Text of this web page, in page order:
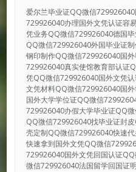
爱尔兰毕业证QQ微信
729926040办理国外文凭认证容
凭业务QQ微信729926040德国
QQ微信729926040外国毕业证
钢印制作QQ微信729926040国
729926040真实使馆教育部认证
凭QQ微信729926040国外文凭
文凭材料QQ微信729926040国
国外大学学位证QQ微信
729926040办假大学毕业证QQ
QQ微信729926040找毕业证封
壳定制QQ微信729926040快速
快速拿到国外文凭QQ微信
729926040国外文凭回国认证
微信729926040法国留学回国证